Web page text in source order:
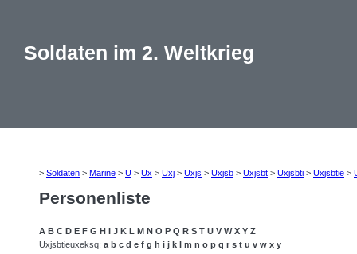
Soldaten im 2. Weltkrieg
> Soldaten > Marine > U > Ux > Uxj > Uxjs > Uxjsb > Uxjsbt > Uxjsbti > Uxjsbtie >
Personenliste
A B C D E F G H I J K L M N O P Q R S T U V W X Y Z
Uxjsbtieuxeksq: a b c d e f g h i j k l m n o p q r s t u v w x y